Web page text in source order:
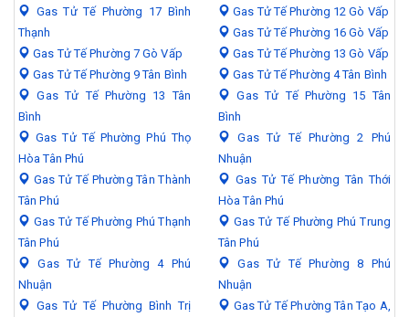
Gas Tử Tế Phường 17 Bình
Thạnh
Gas Tử Tế Phường 12 Gò Vấp
Gas Tử Tế Phường 16 Gò Vấp
Gas Tử Tế Phường 7 Gò Vấp
Gas Tử Tế Phường 13 Gò Vấp
Gas Tử Tế Phường 9 Tân Bình
Gas Tử Tế Phường 4 Tân Bình
Gas Tử Tế Phường 13 Tân
Bình
Gas Tử Tế Phường 15 Tân
Bình
Gas Tử Tế Phường Phú Thọ
Hòa Tân Phú
Gas Tử Tế Phường 2 Phú
Nhuận
Gas Tử Tế Phường Tân Thành
Tân Phú
Gas Tử Tế Phường Tân Thới
Hòa Tân Phú
Gas Tử Tế Phường Phú Thạnh
Tân Phú
Gas Tử Tế Phường Phú Trung
Tân Phú
Gas Tử Tế Phường 4 Phú
Nhuận
Gas Tử Tế Phường 8 Phú
Nhuận
Gas Tử Tế Phường Bình Trị
Gas Tử Tế Phường Tân Tạo A,